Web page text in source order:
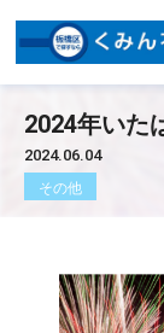
2024年いた
2024.06.04
その他